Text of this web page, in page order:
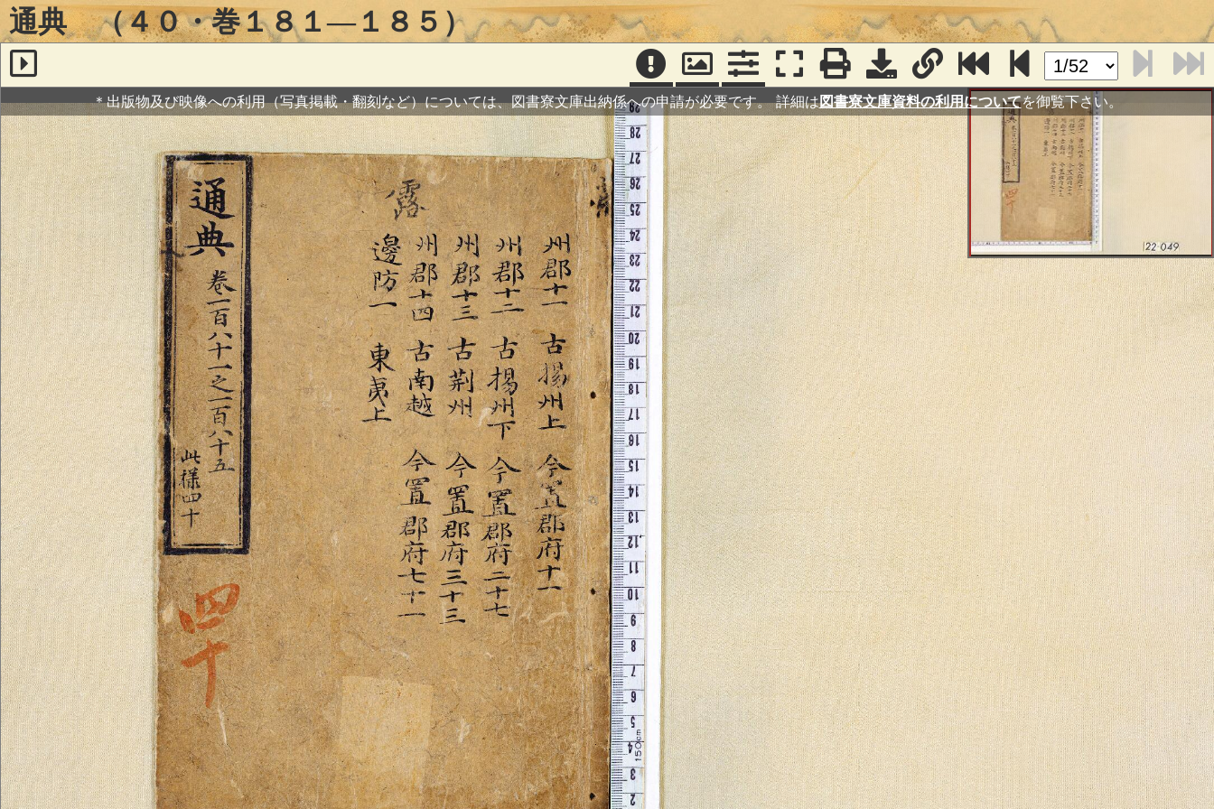
通典 （４０・巻１８１―１８５）
＊出版物及び映像への利用（写真掲載・翻刻など）については、図書寮文庫出納係への申請が必要です。詳細は図書寮文庫資料の利用についてを御覧下さい。